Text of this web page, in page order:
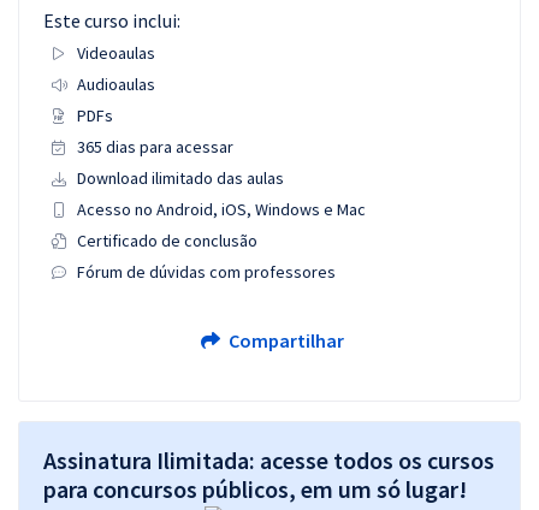
Este curso inclui:
Videoaulas
Audioaulas
PDFs
365 dias para acessar
Download ilimitado das aulas
Acesso no Android, iOS, Windows e Mac
Certificado de conclusão
Fórum de dúvidas com professores
Compartilhar
Assinatura Ilimitada: acesse todos os cursos
para concursos públicos, em um só lugar!